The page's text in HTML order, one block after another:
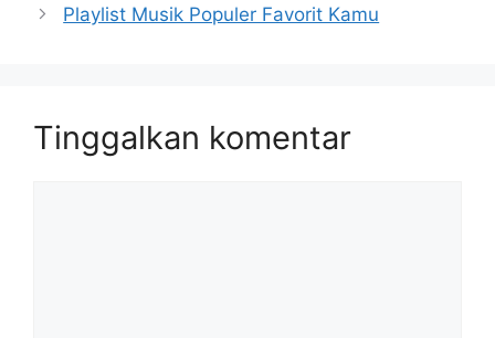
Playlist Musik Populer Favorit Kamu
Tinggalkan komentar